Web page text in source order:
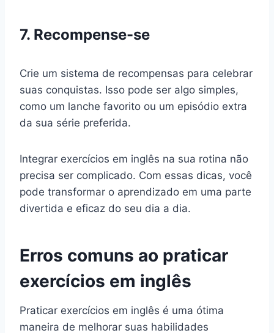
7. Recompense-se
Crie um sistema de recompensas para celebrar
suas conquistas. Isso pode ser algo simples,
como um lanche favorito ou um episódio extra
da sua série preferida.
Integrar exercícios em inglês na sua rotina não
precisa ser complicado. Com essas dicas, você
pode transformar o aprendizado em uma parte
divertida e eficaz do seu dia a dia.
Erros comuns ao praticar
exercícios em inglês
Praticar exercícios em inglês é uma ótima
maneira de melhorar suas habilidades